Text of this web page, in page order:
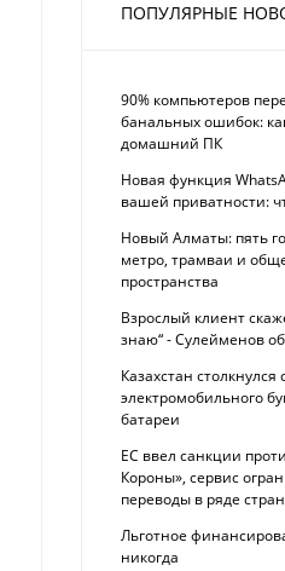
ПОПУЛЯРНЫЕ
90% компьютеров
банальных ошибок:
домашний ПК
Новая функция
вашей приватности:
Новый Алматы: пять
метро, трамваи и
пространства
Взрослый клиент
знаю“ - Сулейменов
Казахстан
электромобильного
батареи
ЕС ввел санкции
Короны», сервис
переводы в ряде стран
Льготное
никогда